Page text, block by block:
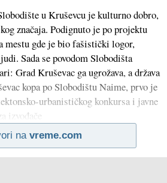
u Kruševcu je kulturno dobro,
značaja. Podignuto je po projektu
mestu gde je bio fašistički logor,
Sada se povodom Slobodišta
Grad Kruševac ga ugrožava, a država
kopa po Slobodištu Naime, prvo je
urbanističkog konkursa i javne
izvođače
na vreme.com